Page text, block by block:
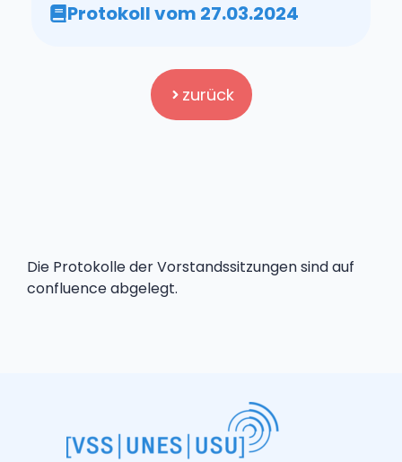
Protokoll vom 27.03.2024
zurück
Die Protokolle der Vorstandssitzungen sind auf
confluence abgelegt.